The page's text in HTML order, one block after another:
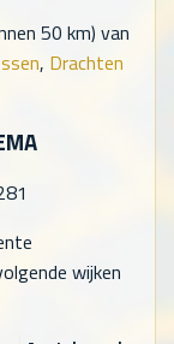
50 km) van
, Drachten
wijken